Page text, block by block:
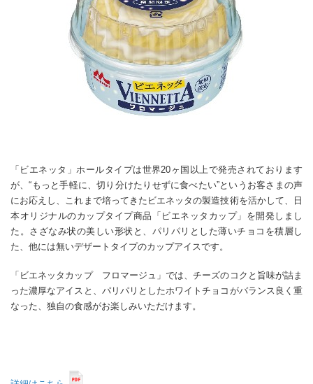
「ビエネッタ」ホールタイプは世界20ヶ国以上で発売されております
が、“もっと手軽に、切り分けたりせずに食べたい”というお客さまの声
にお応えし、これまで培ってきたビエネッタの製造技術を活かして、日
本オリジナルのカップタイプ商品「ビエネッタカップ」を開発しまし
た。さざなみ状の美しい形状と、パリパリとした薄いチョコを積層し
た、他には無いデザートタイプのカップアイスです。
「ビエネッタカップ フロマージュ」では、チーズのコクと旨味が詰ま
った濃厚なアイスと、パリパリとしたホワイトチョコがバランス良く重
なった、独自の食感がお楽しみいただけます。